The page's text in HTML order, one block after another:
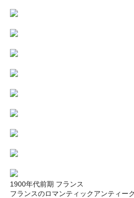
1900年代前期 フランス
フランスのロマンティックアンティー